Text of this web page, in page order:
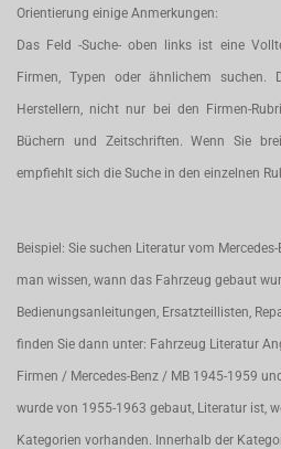
Orientierung einige Anmerkungen:
Das Feld -Suche- oben links ist eine
Firmen, Typen oder ähnlichem suchen.
Herstellern, nicht nur bei den Firmen-
Büchern und Zeitschriften. Wenn Sie
empfiehlt sich die Suche in den einzelnen
Beispiel: Sie suchen Literatur vom
man wissen, wann das Fahrzeug gebaut
Bedienungsanleitungen, Ersatzteillisten,
finden Sie dann unter: Fahrzeug Literatur
Firmen / Mercedes-Benz / MB 1945-1959
wurde von 1955-1963 gebaut, Literatur ist,
Kategorien vorhanden. Innerhalb der